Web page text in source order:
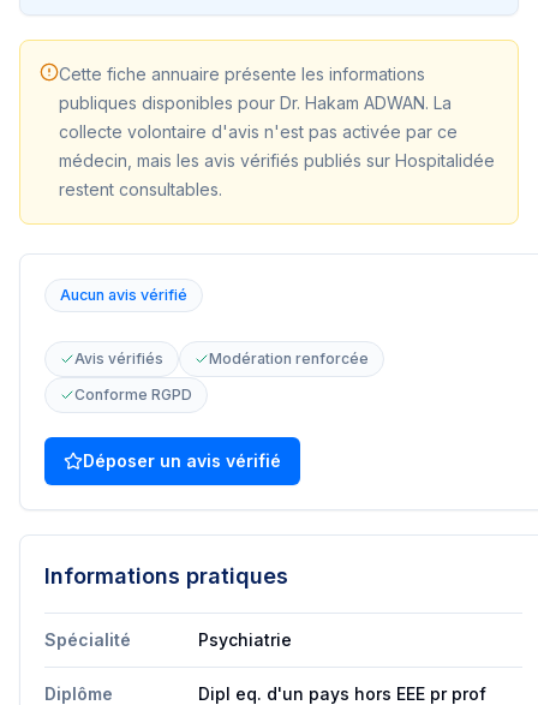
Cette fiche annuaire présente les informations
publiques disponibles pour Dr. Hakam ADWAN. La
collecte volontaire d'avis n'est pas activée par ce
médecin, mais les avis vérifiés publiés sur Hospitalidée
restent consultables.
Aucun avis vérifié
Avis vérifiés
Modération renforcée
Conforme RGPD
Déposer un avis vérifié
Informations pratiques
Spécialité Psychiatrie
Diplôme
Dipl eq. d'un pays hors EEE pr prof